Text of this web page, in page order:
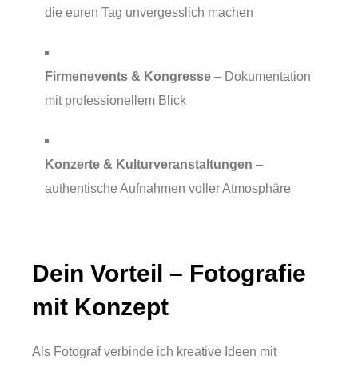
die euren Tag unvergesslich machen
Firmenevents & Kongresse – Dokumentation
mit professionellem Blick
Konzerte & Kulturveranstaltungen –
authentische Aufnahmen voller Atmosphäre
Dein Vorteil – Fotografie
mit Konzept
Als Fotograf verbinde ich kreative Ideen mit